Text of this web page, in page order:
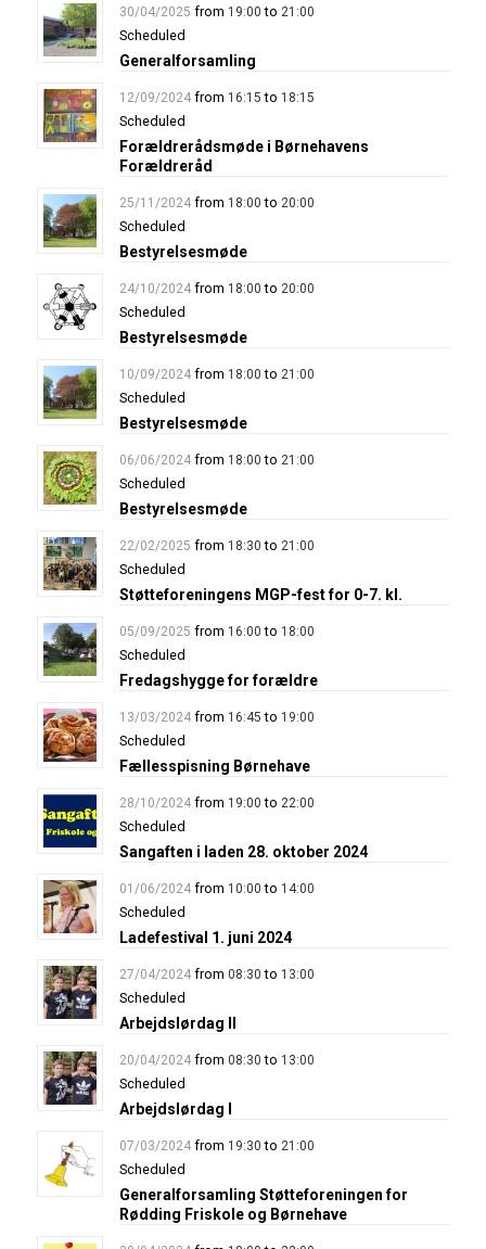
30/04/2025 from 19:00 to 21:00
Scheduled
Generalforsamling
12/09/2024 from 16:15 to 18:15
Scheduled
Forældrerådsmøde i Børnehavens
Forældreråd
25/11/2024 from 18:00 to 20:00
Scheduled
Bestyrelsesmøde
24/10/2024 from 18:00 to 20:00
Scheduled
Bestyrelsesmøde
10/09/2024 from 18:00 to 21:00
Scheduled
Bestyrelsesmøde
06/06/2024 from 18:00 to 21:00
Scheduled
Bestyrelsesmøde
22/02/2025 from 18:30 to 21:00
Scheduled
Støtteforeningens MGP-fest for 0-7. kl.
05/09/2025 from 16:00 to 18:00
Scheduled
Fredagshygge for forældre
13/03/2024 from 16:45 to 19:00
Scheduled
Fællesspisning Børnehave
28/10/2024 from 19:00 to 22:00
Scheduled
Sangaften i laden 28. oktober 2024
01/06/2024 from 10:00 to 14:00
Scheduled
Ladefestival 1. juni 2024
27/04/2024 from 08:30 to 13:00
Scheduled
Arbejdslørdag II
20/04/2024 from 08:30 to 13:00
Scheduled
Arbejdslørdag I
07/03/2024 from 19:30 to 21:00
Scheduled
Generalforsamling Støtteforeningen for
Rødding Friskole og Børnehave